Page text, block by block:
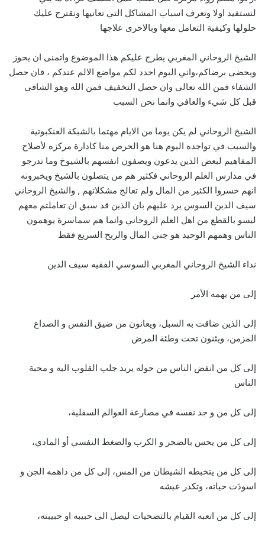
لتستفيد اولا وتعرف اسباب المشاكل التي تعانيها ونقترح عليك
حلولها وكيفية التعامل معها وبالاحرى علاجها
الشيخ الروحاني المغربي يطرح عليكم هذا الموضوع واتمنى ان يحوز
ويحضى برضاكم،واني اليوم احدد لكم مواضع الالم عندكم ، فان حصل
الشفاء فمن الله تعالى وان حصل التخفيف فمن الله وهو الشافي
قبل كل شيء والعافي وانما نحن السبب
الشيخ الروحاني لم يكن يوما من الايام مهتما بالشبكة العنكبوتية
والسبب في تواجده اليوم هنا هو الحرص منا كادارة مركزه لأصلاح
المفاهيم لبعض الذين يدعون ويصفون انفسهم بالشيوخ وما تدرجو
في مدارس العلم الروحاني فكثير هم من يتصلون بالشيخ ويخبرونه
انهم خسروا الكثير من المال ولم تعالج مشكلاتهم , والشيخ الروحاني
سيف الدين السوس يرد عليهم بان الذين قد سبق ان تعاملتم معهم
ليسو بالقطع من اهل العلم الروحاني وانما هم سماسرة يوهمون
الناس وهمهم الوحيد هو جني المال والربح السريع فقط
نداء الشيخ الروحاني المغربي السوسي الفقيه سيف الدين
إلى من يهمه الأمر
إلى الذين ضاقت به السبل، ويعانون من ضيق النفس و الصداع
المزمن، ويئنون تحت وطئة المرض
إلى كل من انفض الناس من حوله يريد جلب القلوب اليه و محبة
الناس
إلى كل من و جد نفسه في مصارعة العوالم السفلية،
إلى كل من يحس بالضجر و الكرب والضغط النفسي أو المادي،
إلى كل من يتخبطه الشيطان من المس، إلى كل من داهمه الجن و
اسودَت حياته، وتكدر عيشه
إلى كل من اتعبه القيام بالتضحيات ليصل الى حبيبه او حبيبته،